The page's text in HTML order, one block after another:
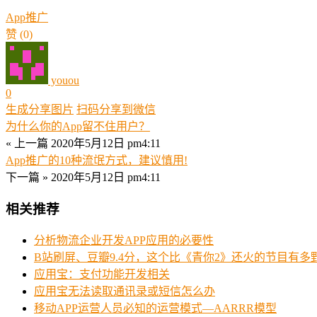
App推广
赞 (0)
youou
0
生成分享图片 扫码分享到微信
为什么你的App留不住用户？
« 上一篇 2020年5月12日 pm4:11
App推广的10种流氓方式，建议慎用!
下一篇 » 2020年5月12日 pm4:11
相关推荐
分析物流企业开发APP应用的必要性
B站刷屏、豆瓣9.4分，这个比《青你2》还火的节目有多
应用宝：支付功能开发相关
应用宝无法读取通讯录或短信怎么办
移动APP运营人员必知的运营模式—AARRR模型